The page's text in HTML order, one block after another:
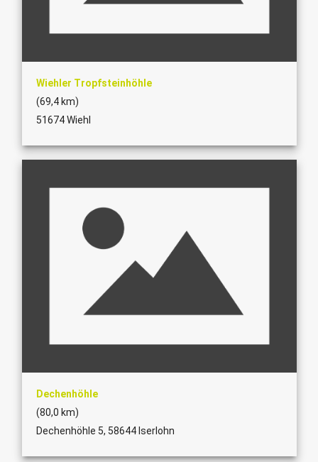
Wiehler Tropfsteinhöhle
(69,4 km)
51674 Wiehl
Dechenhöhle
(80,0 km)
Dechenhöhle 5, 58644 Iserlohn